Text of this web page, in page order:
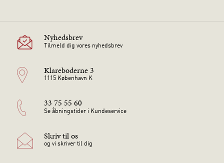
Nyhedsbrev
Tilmeld dig vores nyhedsbrev
Klareboderne 3
1115 København K
33 75 55 60
Se åbningstider i Kundeservice
Skriv til os
og vi skriver til dig